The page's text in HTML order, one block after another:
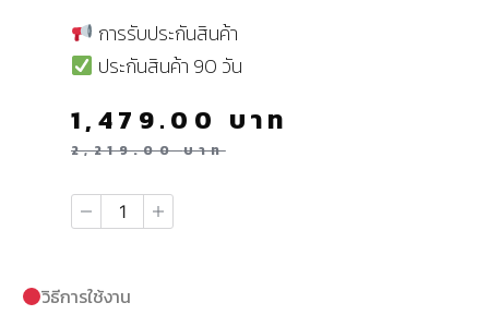
การรับประกันสินค้า
ประกันสินค้า 90 วัน
2,219.00บาท
1,479.00 บาท
วิธีการใช้งาน